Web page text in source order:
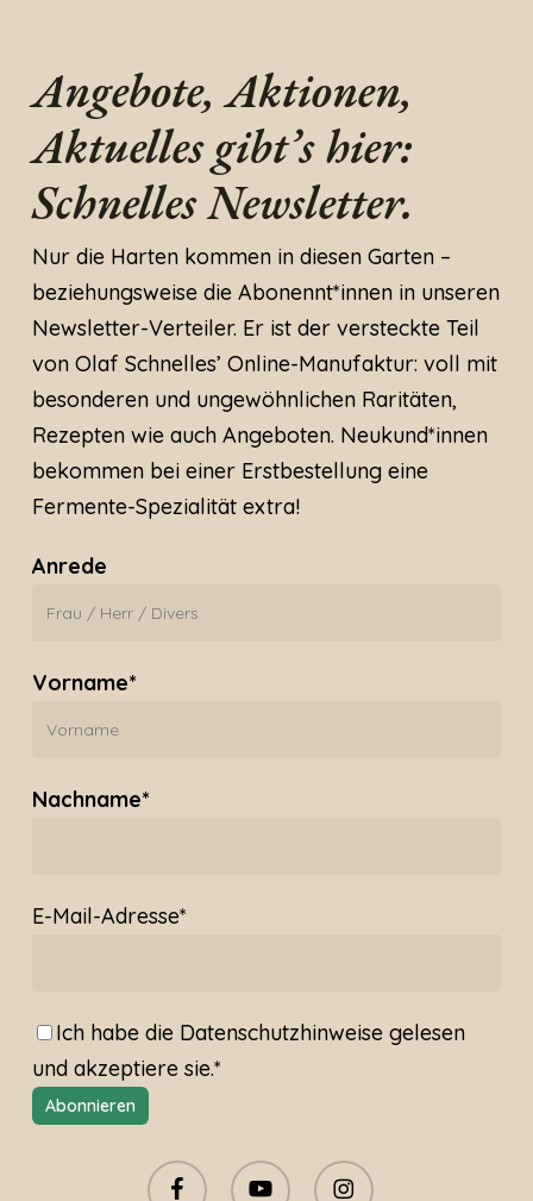
Angebote, Aktionen,
Aktuelles gibt’s hier:
Schnelles Newsletter.
Nur die Harten kommen in diesen Garten –
beziehungsweise die Abonennt*innen in unseren
Newsletter-Verteiler. Er ist der versteckte Teil
von Olaf Schnelles’ Online-Manufaktur: voll mit
besonderen und ungewöhnlichen Raritäten,
Rezepten wie auch Angeboten. Neukund*innen
bekommen bei einer Erstbestellung eine
Fermente-Spezialität extra!
Anrede
Vorname*
Nachname*
E-Mail-Adresse*
Ich habe die Datenschutzhinweisegelesen
und akzeptiere sie.*
facebook youtube instagram